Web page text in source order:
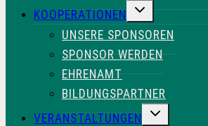
KOOPERATIONEN
UNTERMENÜ
UNSERE SPONSOREN
SPONSOR WERDEN
EHRENAMT
BILDUNGSPARTNER
VERANSTALTUNGEN
UNTERMENÜ